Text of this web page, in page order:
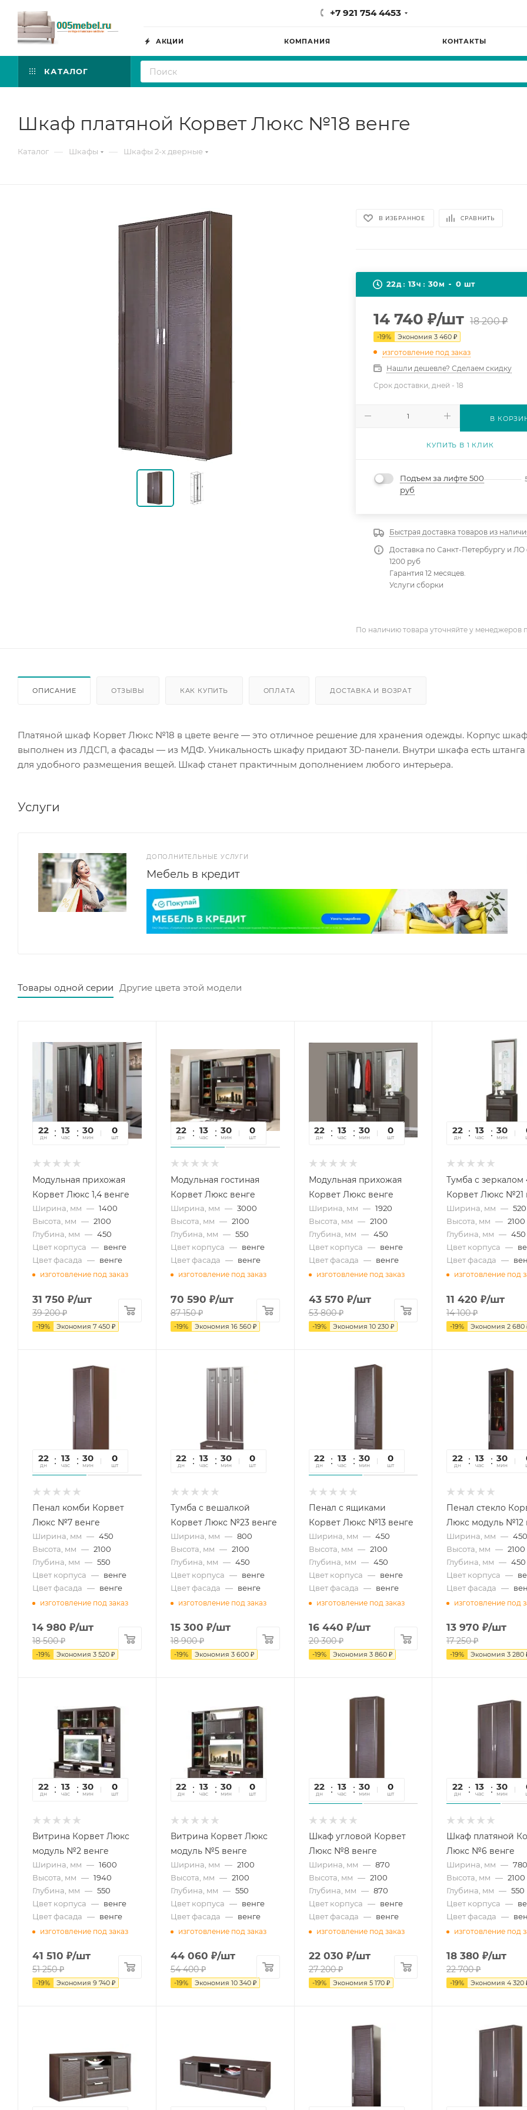
+7 921 754 4453
АКЦИИ КОМПАНИЯ КОНТАКТЫ
КАТАЛОГ
Шкаф платяной Корвет Люкс №18 венге
Каталог — Шкафы — Шкафы 2-х дверные
В ИЗБРАННОЕ СРАВНИТЬ
22д 13ч 30м 0 шт
14 740 ₽/шт 18 200₽
-19% Экономия3 460 ₽
изготовление под заказ
Нашли дешевле? Сделаем скидку
Срок доставки, дней -18
В
КУПИТЬ В 1 КЛИК
Подъем за лифте 500
руб
Быстрая доставка товаров из
Доставка по Санкт-Петербургу и ЛО
1200 руб
Гарантия 12 месяцев.
Услуги сборки
По наличию товара уточняйте у менеджеров
ОПИСАНИЕ ОТЗЫВЫ КАК КУПИТЬ ОПЛАТА ДОСТАВКА И ВОЗРАТ
Платяной шкаф Корвет Люкс №18 в цвете венге — это отличное решение для хранения одежды. Корпус
выполнен из ЛДСП, а фасады — из МДФ. Уникальность шкафу придают 3D-панели. Внутри шкафа есть штанга
для удобного размещения вещей. Шкаф станет практичным дополнением любого интерьера.
Услуги
ДОПОЛНИТЕЛЬНЫЕ УСЛУГИ
Мебель в кредит
Товары одной серии Другие цвета этой модели
22
дн
13
час
30
мин
09
сек
0
шт
Модульная прихожая
Корвет Люкс 1,4 венге
Ширина, мм — 1400
Высота, мм — 2100
Глубина, мм — 450
Цвет корпуса — венге
Цвет фасада — венге
изготовление под заказ
31 750 ₽/шт
39 200₽
-19% Экономия 7 450 ₽
22
дн
13
час
30
мин
09
сек
0
шт
Модульная гостиная
Корвет Люкс венге
Ширина, мм — 3000
Высота, мм — 2100
Глубина, мм — 550
Цвет корпуса — венге
Цвет фасада — венге
изготовление под заказ
70 590 ₽/шт
87 150₽
-19% Экономия 16 560₽
22
дн
13
час
30
мин
09
сек
0
шт
Модульная прихожая
Корвет Люкс венге
Ширина, мм — 1920
Высота, мм — 2100
Глубина, мм — 450
Цвет корпуса — венге
Цвет фасада — венге
изготовление под заказ
43 570 ₽/шт
53 800₽
-19% Экономия 10 230₽
22
дн
13
час
30
мин
Тумба с зеркалом
Корвет Люкс №21
Ширина, мм — 520
Высота, мм — 2100
Глубина, мм — 450
Цвет корпуса —
Цвет фасада —
изготовление под
11 420 ₽/шт
14 100₽
-19% Экономия 2 680
22
дн
13
час
30
мин
09
сек
0
шт
Пенал комби Корвет
Люкс №7 венге
Ширина, мм — 450
Высота, мм — 2100
Глубина, мм — 550
Цвет корпуса — венге
Цвет фасада — венге
изготовление под заказ
14 980 ₽/шт
18 500₽
-19% Экономия 3 520 ₽
22
дн
13
час
30
мин
09
сек
0
шт
Тумба с вешалкой
Корвет Люкс №23 венге
Ширина, мм — 800
Высота, мм — 2100
Глубина, мм — 450
Цвет корпуса — венге
Цвет фасада — венге
изготовление под заказ
15 300 ₽/шт
18 900₽
-19% Экономия 3 600₽
22
дн
13
час
30
мин
09
сек
0
шт
Пенал с ящиками
Корвет Люкс №13 венге
Ширина, мм — 450
Высота, мм — 2100
Глубина, мм — 450
Цвет корпуса — венге
Цвет фасада — венге
изготовление под заказ
16 440 ₽/шт
20 300₽
-19% Экономия 3 860₽
22
дн
13
час
30
мин
Пенал стекло
Люкс модуль №12
Ширина, мм — 450
Высота, мм — 2100
Глубина, мм — 450
Цвет корпуса —
Цвет фасада —
изготовление под
13 970 ₽/шт
17 250₽
-19% Экономия 3 280
22
дн
13
час
30
мин
09
сек
0
шт
Витрина Корвет Люкс
модуль №2 венге
Ширина, мм — 1600
Высота, мм — 1940
Глубина, мм — 550
Цвет корпуса — венге
Цвет фасада — венге
изготовление под заказ
41 510 ₽/шт
51 250₽
-19% Экономия 9 740 ₽
22
дн
13
час
30
мин
09
сек
0
шт
Витрина Корвет Люкс
модуль №5 венге
Ширина, мм — 2100
Высота, мм — 2100
Глубина, мм — 550
Цвет корпуса — венге
Цвет фасада — венге
изготовление под заказ
44 060 ₽/шт
54 400₽
-19% Экономия 10 340₽
22
дн
13
час
30
мин
09
сек
0
шт
Шкаф угловой Корвет
Люкс №8 венге
Ширина, мм — 870
Высота, мм — 2100
Глубина, мм — 870
Цвет корпуса — венге
Цвет фасада — венге
изготовление под заказ
22 030 ₽/шт
27 200₽
-19% Экономия 5 170₽
22
дн
13
час
30
мин
Шкаф платяной
Люкс №6 венге
Ширина, мм — 780
Высота, мм — 2100
Глубина, мм — 550
Цвет корпуса —
Цвет фасада —
изготовление под
18 380 ₽/шт
22 700₽
-19% Экономия 4 320